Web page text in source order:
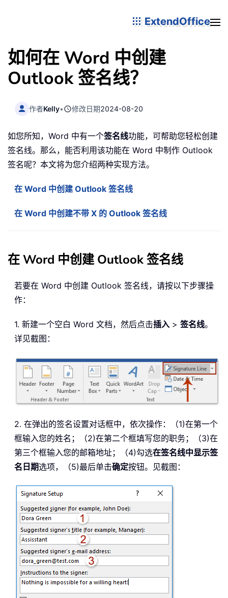
ExtendOffice
如何在 Word 中创建
Outlook 签名线？
作者Kelly• 修改日期2024-08-20
如您所知，Word 中有一个签名线功能，可帮助您轻松创建
签名线。那么，能否利用该功能在 Word 中制作 Outlook
签名呢？本文将为您介绍两种实现方法。
在 Word 中创建 Outlook 签名线
在 Word 中创建不带 X 的 Outlook 签名线
在 Word 中创建 Outlook 签名线
若要在 Word 中创建 Outlook 签名线，请按以下步骤操
作：
1. 新建一个空白 Word 文档，然后点击插入 > 签名线。
详见截图：
2. 在弹出的签名设置对话框中，依次操作：（1)在第一个
框输入您的姓名；（2)在第二个框填写您的职务；（3)在
第三个框输入您的邮箱地址；（4)勾选在签名线中显示签
名日期选项，（5)最后单击确定按钮。见截图：